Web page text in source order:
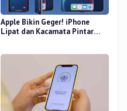
Apple Bikin Geger! iPhone
Lipat dan Kacamata Pintar